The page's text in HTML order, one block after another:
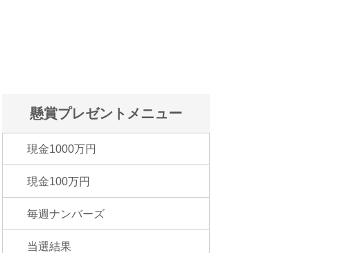
懸賞プレゼントメニュー
現金1000万円
現金100万円
毎週ナンバーズ
当選結果